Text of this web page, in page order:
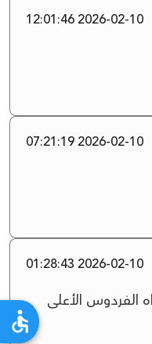
2026-02-10 12:01:46
2026-02-10 07:21:19
2026-02-10 01:28:43
الفردوس الأعلى